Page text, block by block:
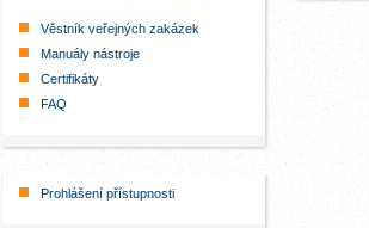
Věstník veřejných zakázek
Manuály nástroje
Certifikáty
FAQ
Prohlášení přístupnosti